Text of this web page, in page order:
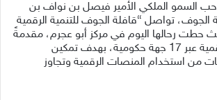
السمو الملكي الأمير فيصل بن نواف بن
الجوف، تواصل “قافلة الجوف للتنمية الرقمية
حطت رحالها اليوم في مركز أبو عجرم، مقدمةً
أكثر من 90 خدمة رقمية عبر 17 جهة حكومية، بهدف تمكين
من استخدام المنصات الرقمية وتجاوز